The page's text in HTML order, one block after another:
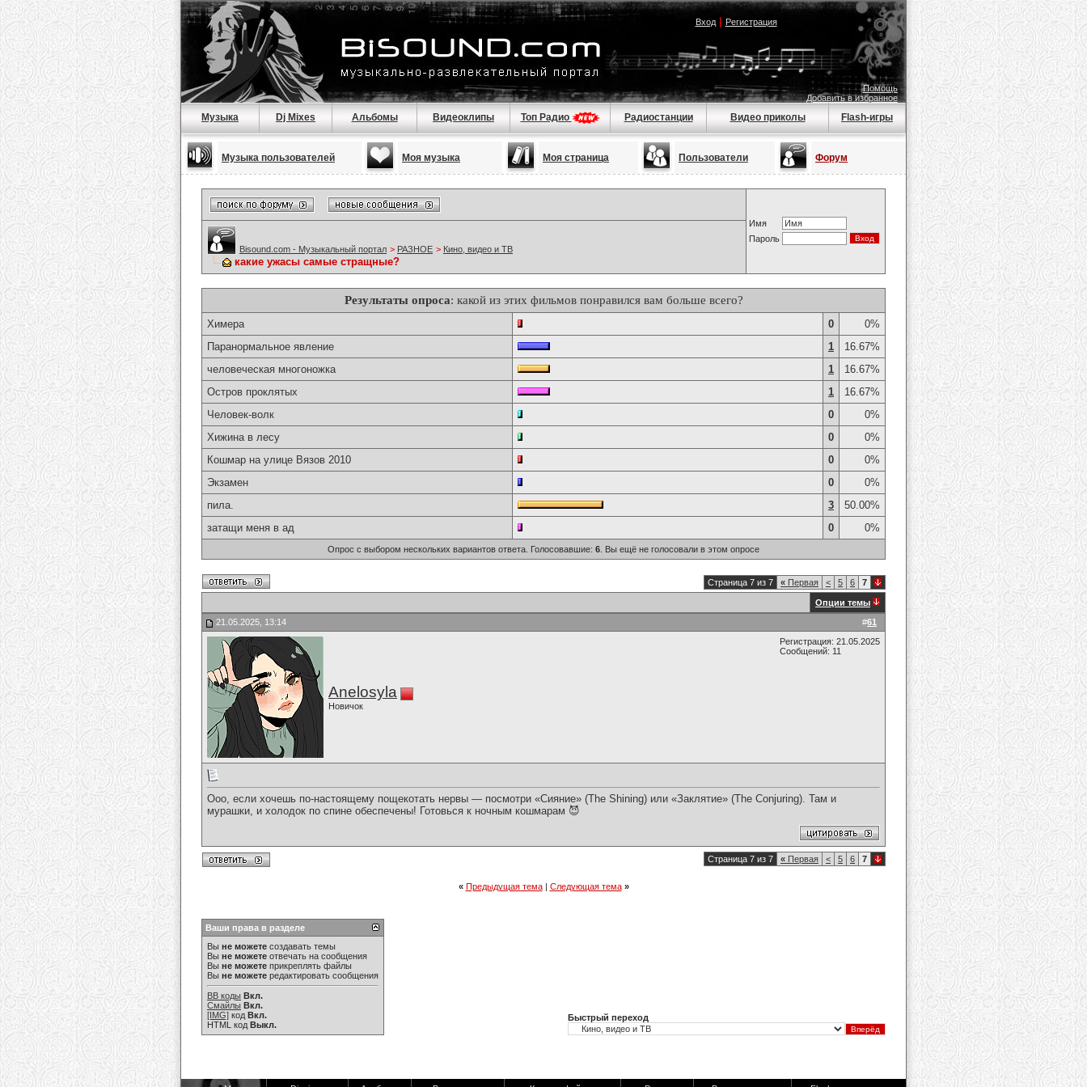
Вход| Регистрация
Помощь
Добавить в избранное
Музыка Dj Mixes Альбомы Видеоклипы Топ Радио Радиостанции Видео приколы Flash-игры
Музыка пользователей Моя музыка Моя страница Пользователи Форум
Имя
Пароль
Bisound.com - Музыкальный портал > РАЗНОЕ > Кино, видео и ТВ
какие ужасы самые стращные?
Результаты опроса: какой из этих фильмов понравился вам больше всего?
Химера 0
0%
Паранормальное явление
1
16.67%
человеческая многоножка
1
16.67%
Остров проклятых
1
16.67%
Человек-волк
0
0%
Хижина в лесу
0
0%
Кошмар на улице Вязов 2010
0
0%
Экзамен
0
0%
пила.
3
50.00%
затащи меня в ад
0 0%
Опрос с выбором нескольких вариантов ответа. Голосовавшие: 6 . Вы ещё не голосовали в этом опросе
Страница 7 из 7 « Первая < 5 6 7
Опции темы
#61
21.05.2025, 13:14
Anelosyla
Новичок
Регистрация: 21.05.2025
Сообщений: 11
Ооо, если хочешь по-настоящему пощекотать нервы — посмотри «Сияние» (The Shining) или «Заклятие» (The Conjuring). Там и
мурашки, и холодок по спине обеспечены! Готовься к ночным кошмарам 😈
Страница 7 из 7 « Первая < 5 6 7
« Предыдущая тема| Следующая тема »
Ваши права в разделе
Вы не можете создавать темы
Вы не можете отвечать на сообщения
Вы не можете прикреплять файлы
Вы не можете редактировать сообщения
BB коды Вкл.
Смайлы Вкл.
[IMG] код Вкл.
HTML код Выкл.
Быстрый переход